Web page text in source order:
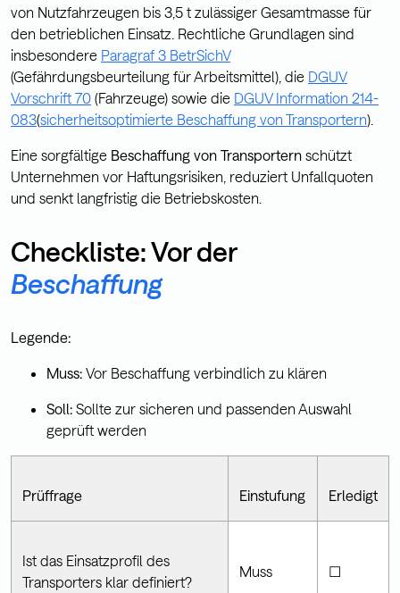
von Nutzfahrzeugen bis 3,5 t zulässiger Gesamtmasse für
den betrieblichen Einsatz. Rechtliche Grundlagen sind
insbesondere Paragraf 3 BetrSichV
(Gefährdungsbeurteilung für Arbeitsmittel), die DGUV
Vorschrift 70 (Fahrzeuge) sowie die DGUV Information 214-
083(sicherheitsoptimierte Beschaffung von Transportern).
Eine sorgfältige Beschaffung von Transportern schützt
Unternehmen vor Haftungsrisiken, reduziert Unfallquoten
und senkt langfristig die Betriebskosten.
Checkliste: Vor der
Beschaffung
Legende:
Muss: Vor Beschaffung verbindlich zu klären
Soll: Sollte zur sicheren und passenden Auswahl
geprüft werden
Prüffrage Einstufung Erledigt
Ist das Einsatzprofil des
Transporters klar definiert?
Muss ☐